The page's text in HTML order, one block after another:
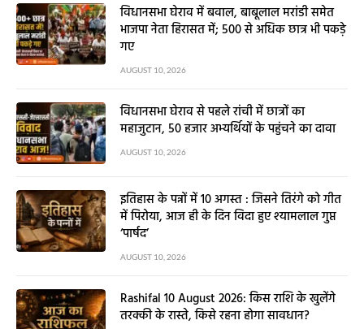
विधानसभा घेराव में बवाल, बाबूलाल मरांडी समेत
भाजपा नेता हिरासत में; 500 से अधिक छात्र भी पकड़े
गए
AUGUST 10, 2026
विधानसभा घेराव से पहले रांची में छात्रों का
महाजुटान, 50 हजार अभ्यर्थियों के पहुंचने का दावा
AUGUST 10, 2026
इतिहास के पन्नों में 10 अगस्त : जिसने तिरंगे को गीत
में पिरोया, आज ही के दिन विदा हुए श्यामलाल गुप्त
‘पार्षद’
AUGUST 10, 2026
Rashifal 10 August 2026: किस राशि के खुलेंगे
तरक्की के रास्ते, किसे रहना होगा सावधान?